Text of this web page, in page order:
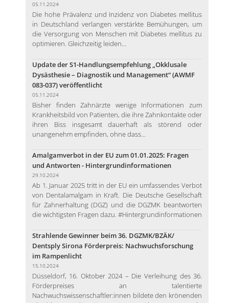
05.11.2024
Die hohe Prävalenz und Inzidenz von Diabetes mellitus
in Deutschland verlangen verstärkte Bemühungen, um
die Versorgung von Menschen mit Diabetes mellitus zu
optimieren. Gleichzeitig leiden...
Update der S1-Handlungsempfehlung „Okklusale
Dysästhesie – Diagnostik und Management“ (AWMF
083-037) veröffentlicht
05.11.2024
Bisher finden Zahnärzte wenige Informationen zum
Krankheitsbild von Patienten, die ihre Zahnkontakte oder
ihren Biss insgesamt dauerhaft als störend oder
unangenehm empfinden, ohne dass...
Amalgamverbot in der EU zum 01.01.2025: Fragen
und Antworten - Hintergrundinformationen
29.10.2024
Ab 1. Januar 2025 tritt in der EU ein umfassendes Verbot
von Dentalamalgam in Kraft. Die Deutsche Gesellschaft
für Zahnerhaltung (DGZ) und die DGZMK beantworten
die wichtigsten Fragen dazu. #Hintergrundinformationen
Strahlende Gewinner beim 36. DGZMK/BZÄK/
Dentsply Sirona Förderpreis: Nachwuchsforschung
im Rampenlicht
15.10.2024
Düsseldorf, 16. Oktober 2024 – Die Verleihung des 36.
Förderpreises an talentierte
Nachwuchswissenschaftler:innen bildete den krönenden